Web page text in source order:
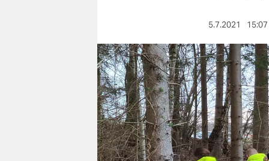
berlin
nord
wahrheit
verlag
verlag
5.7.2021